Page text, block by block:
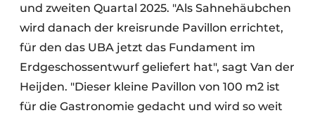
und zweiten Quartal 2025. "Als Sahnehäubchen
wird danach der kreisrunde Pavillon errichtet,
für den das UBA jetzt das Fundament im
Erdgeschossentwurf geliefert hat", sagt Van der
Heijden. "Dieser kleine Pavillon von 100 m2 ist
für die Gastronomie gedacht und wird so weit